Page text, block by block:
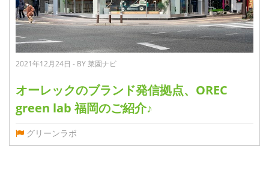
2021年12月24日 - BY 菜園ナビ
オーレックのブランド発信拠点、OREC
green lab 福岡のご紹介♪
グリーンラボ